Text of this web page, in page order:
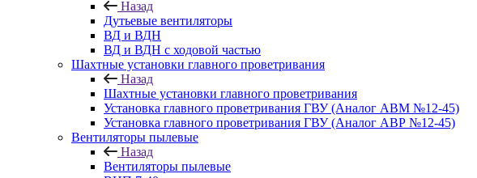
Назад
Дутьевые вентиляторы
ВД и ВДН
ВД и ВДН с ходовой частью
Шахтные установки главного проветривания
Назад
Шахтные установки главного проветривания
Установка главного проветривания ГВУ (Аналог АВМ №12-45)
Установка главного проветривания ГВУ (Аналог АВР №12-45)
Вентиляторы пылевые
Назад
Вентиляторы пылевые